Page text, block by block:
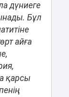
дүниеге
Бұл
айға
қарсы